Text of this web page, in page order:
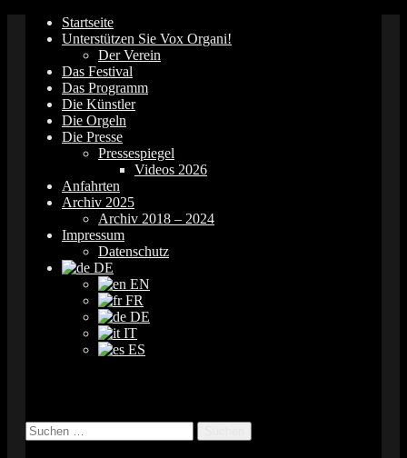
Springe
zum
Startseite
Unterstützen Sie Vox Organi!
Der Verein
Das Festival
Das Programm
Die Künstler
Die Orgeln
Die Presse
Pressespiegel
Videos 2026
Anfahrten
Archiv 2025
Archiv 2018 – 2024
Impressum
Datenschutz
DE
EN
FR
DE
IT
ES
Suchen
nach: